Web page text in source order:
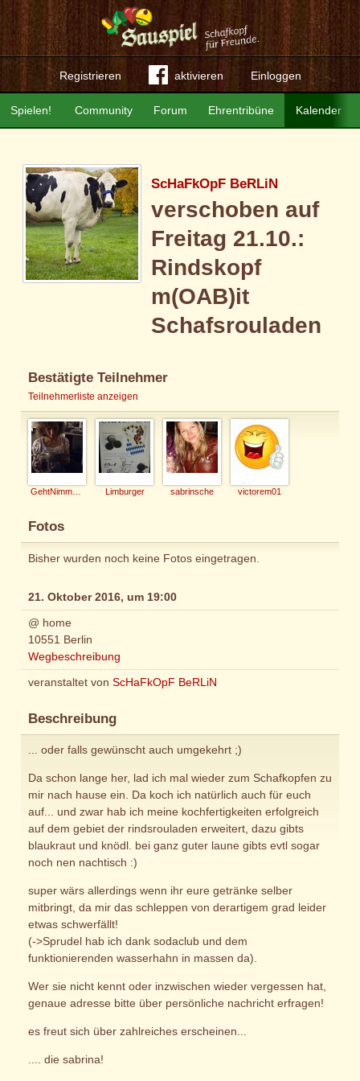
Registrieren aktivieren Einloggen
Community Forum Ehrentribüne Kalender
Spielen!
ScHaFkOpF BeRLiN
verschoben auf
Freitag 21.10.:
Rindskopf
m(OAB)it
Schafsrouladen
Bestätigte Teilnehmer
Teilnehmerliste anzeigen
Limburger sabrinsche victorem01
Fotos
Bisher wurden noch keine Fotos eingetragen.
21. Oktober 2016, um 19:00
@ home
10551 Berlin
Wegbeschreibung
veranstaltet von ScHaFkOpF BeRLiN
Beschreibung
... oder falls gewünscht auch umgekehrt ;)
Da schon lange her, lad ich mal wieder zum Schafkopfen zu
mir nach hause ein. Da koch ich natürlich auch für euch
auf... und zwar hab ich meine kochfertigkeiten erfolgreich
auf dem gebiet der rindsrouladen erweitert, dazu gibts
blaukraut und knödl. bei ganz guter laune gibts evtl sogar
noch nen nachtisch :)
super wärs allerdings wenn ihr eure getränke selber
mitbringt, da mir das schleppen von derartigem grad leider
etwas schwerfällt!
(->Sprudel hab ich dank sodaclub und dem
funktionierenden wasserhahn in massen da).
Wer sie nicht kennt oder inzwischen wieder vergessen hat,
genaue adresse bitte über persönliche nachricht erfragen!
es freut sich über zahlreiches erscheinen...
.... die sabrina!